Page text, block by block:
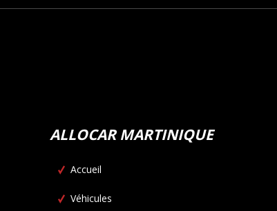
ALLOCAR MARTINIQUE
Accueil
Véhicules